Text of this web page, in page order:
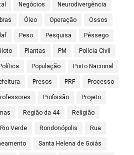
Negócios Neurodivergência
Óleo Operação Ossos
Peso Pesquisa Pêssego
Plantas PM Polícia Civil
População Porto Nacional
Presos PRF Processo
Profissão Projeto
Região da 44 Religião
Rio Verde Rondonópolis Rua
Santa Helena de Goiás